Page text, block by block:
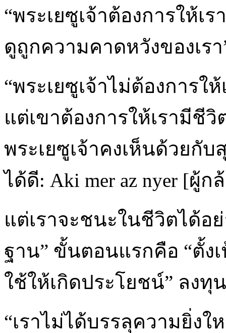
“พระเยซูเจ้าต้องการให้เ
ดูถูกความคาดหวังของเรา
“พระเยซูเจ้าไม่ต้องการใ
แต่เขาต้องการให้เรามีชี
พระเยซูเจ้าคงเห็นด้วยกั
ได้ดี: Aki mer az nyer [ผู้ก
แต่เราจะชนะในชีวิตได้อ
ฐาน” ขั้นตอนแรกคือ “ตั้ง
ใช้ให้เกิดประโยชน์” ลงทุ
“เราไม่ได้บรรลุความยิ่ง